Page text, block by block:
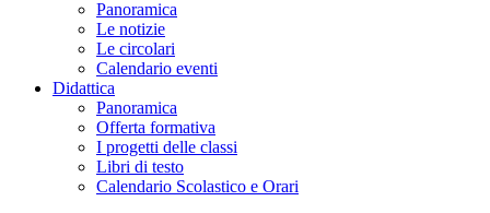
Panoramica
Le notizie
Le circolari
Calendario eventi
Didattica
Panoramica
Offerta formativa
I progetti delle classi
Libri di testo
Calendario Scolastico e Orari